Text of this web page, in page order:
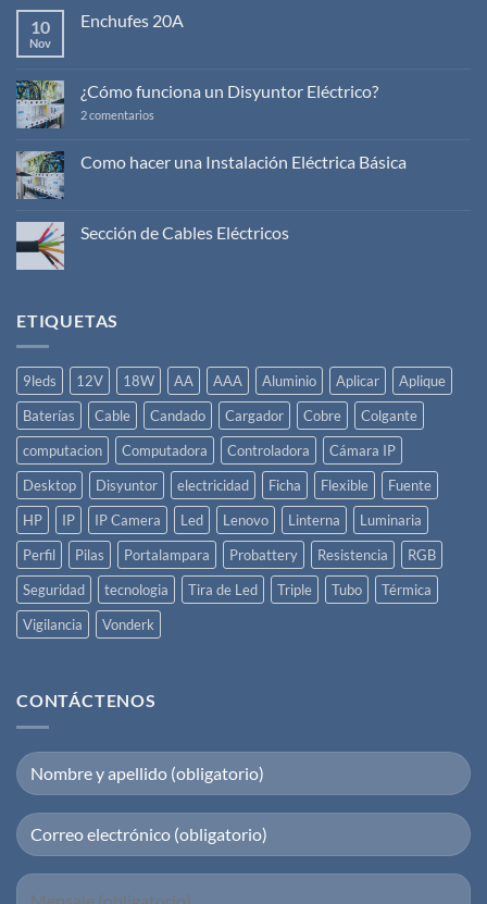
10
Nov
Enchufes 20A
en
Enchufes
20A
¿Cómo funciona un Disyuntor Eléctrico?
2 comentarios
Disyuntor
Como hacer una Instalación Eléctrica Básica
en
Como
Sección de Cables Eléctricos
de
ETIQUETAS
9leds 12V 18W AA AAA Aluminio Aplicar
Aplique
Baterías
Cable Candado Cargador Cobre
Colgante
computacion
Computadora Controladora
Cámara IP
Desktop
Disyuntor electricidad Ficha Flexible
Fuente
HP
IP IP Camera Led Lenovo Linterna
Luminaria
Perfil
Pilas Portalampara Probattery Resistencia
RGB
Seguridad
tecnologia Tira de Led Triple Tubo
Térmica
Vigilancia
Vonderk
CONTÁCTENOS